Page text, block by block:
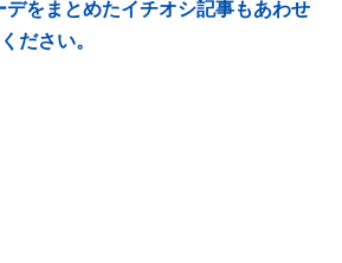
デをまとめたイチオシ記事もあわせ
ださい。